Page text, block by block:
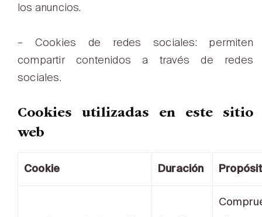
los anuncios.
– Cookies de redes sociales: permiten
compartir contenidos a través de redes
sociales.
Cookies utilizadas en este sitio
web
Cookie Duración